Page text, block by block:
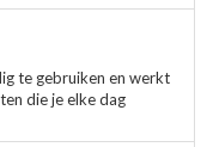
te gebruiken en werkt
die je elke dag